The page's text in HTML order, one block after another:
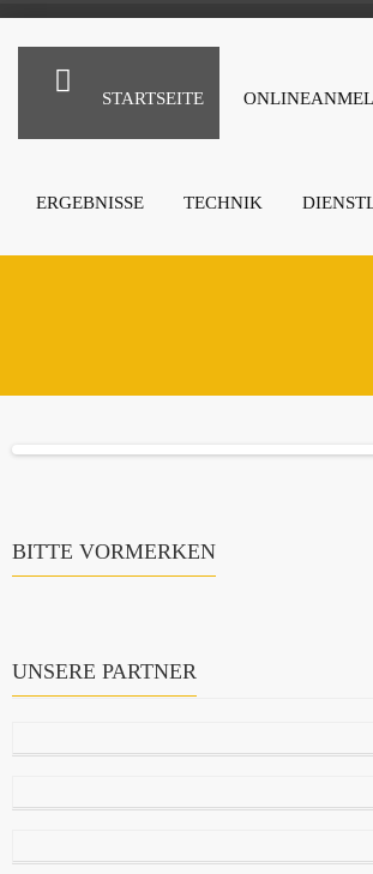
STARTSEITE
ERGEBNISSE TECHNIK
BITTE VORMERKEN
UNSERE PARTNER